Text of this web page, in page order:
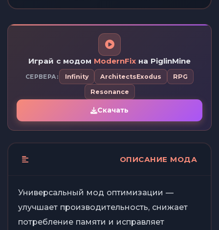
Играй с модом ModernFix на PiglinMine
СЕРВЕРА: Infinity ArchitectsExodus RPG
Resonance
Скачать
ОПИСАНИЕ МОДА
Универсальный мод оптимизации —
улучшает производительность, снижает
потребление памяти и исправляет